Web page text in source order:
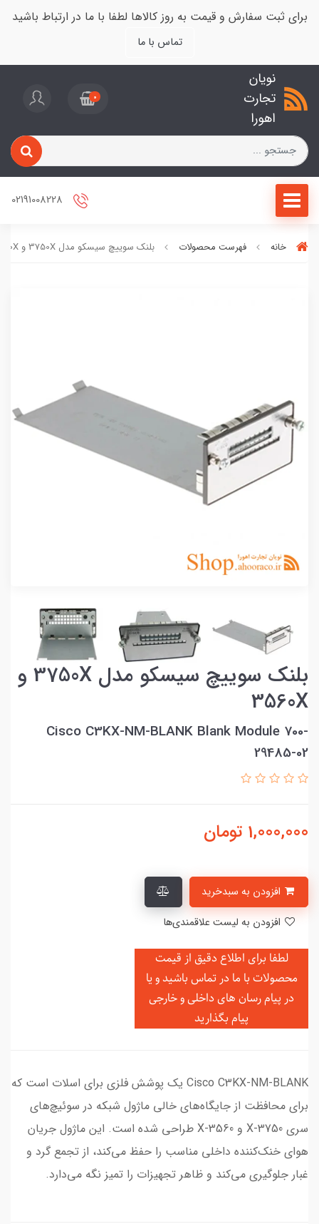
برای ثبت سفارش و قیمت به روز کالاها لطفا با ما در ارتباط باشید
تماس با ما
نویان
تجارت
اهورا
0
خانه فهرست محصولات بلنک سوییچ سیسکو مدل 3750X و 3560X
بلنک سوییچ سیسکو مدل 3750X و
3560X
Cisco C3KX-NM-BLANK Blank Module 700-
29485-02
1,000,000 تومان
لطفا برای اطلاع دقیق از قیمت
محصولات با ما در تماس باشید و یا
در پیام رسان های داخلی و خارجی
پیام بگذارید
Cisco C3KX-NM-BLANK یک پوشش فلزی برای اسلات است که
برای محافظت از جایگاه‌های خالی ماژول شبکه در سوئیچ‌های
سری 3750-X و 3560-X طراحی شده است. این ماژول جریان
هوای خنک‌کننده داخلی مناسب را حفظ می‌کند، از تجمع گرد و
غبار جلوگیری می‌کند و ظاهر تجهیزات را تمیز نگه می‌دارد.